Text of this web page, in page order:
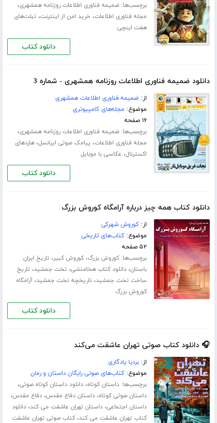
برچسب‌ها:ضمیمه فناوری اطلاعات روزنامه همشهری،
مجله فناوری اطلاعات، خرید امن از اینترنت، تبلت‌های
هفت اینچی
دانلود کتاب
دانلود ضمیمه فناوری اطلاعات روزنامه همشهری - شماره 3
از: ضمیمه فناوری اطلاعات همشهری
موضوع: مجله‌های کامپیوتری
۱۶ صفحه
برچسب‌ها:ضمیمه فناوری اطلاعات روزنامه همشهری،
مجله فناوری اطلاعات، پیامک صوتی ایرانسل،هاردهای
اکسترنال، عکاسی با موبایل
دانلود کتاب
دانلود کتاب همه چیز درباره آرامگاه کوروش بزرگ
از:کوروش شهرکی
موضوع:کتاب‌های تاریخی
۵۲ صفحه
برچسب‌ها:کوروش بزرگ،کوروش کبیر، تاریخ ایران
باستان،دانلود کتاب هخامنشی، تخت جمشید، تاریخ
ساخت تخت جمشید، تاریخچه تخت جمشید،آرامگاه
کوروش بزرگ
دانلود کتاب
🎧 دانلود کتاب صوتی تهران عاشقت می‌کند
از:بردیا یادگاری
موضوع:کتاب‌های صوتی رایگان داستان و رمان
برچسب‌ها:داستان کوتاه،دانلود داستان کوتاه صوتی،
داستان صوتی کوتاه،داستان دفاع مقدس،دفاع مقدس،
داستان اجتماعی،داستان تهران عاشقت می کند،دانلود
کتاب تهران عاشقت می کند،کتاب صوتی تهران عاشقت